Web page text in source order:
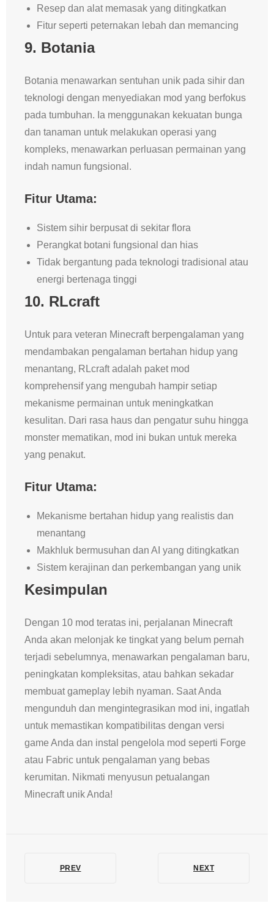
Resep dan alat memasak yang ditingkatkan
Fitur seperti peternakan lebah dan memancing
9. Botania
Botania menawarkan sentuhan unik pada sihir dan
teknologi dengan menyediakan mod yang berfokus
pada tumbuhan. Ia menggunakan kekuatan bunga
dan tanaman untuk melakukan operasi yang
kompleks, menawarkan perluasan permainan yang
indah namun fungsional.
Fitur Utama:
Sistem sihir berpusat di sekitar flora
Perangkat botani fungsional dan hias
Tidak bergantung pada teknologi tradisional atau
energi bertenaga tinggi
10. RLcraft
Untuk para veteran Minecraft berpengalaman yang
mendambakan pengalaman bertahan hidup yang
menantang, RLcraft adalah paket mod
komprehensif yang mengubah hampir setiap
mekanisme permainan untuk meningkatkan
kesulitan. Dari rasa haus dan pengatur suhu hingga
monster mematikan, mod ini bukan untuk mereka
yang penakut.
Fitur Utama:
Mekanisme bertahan hidup yang realistis dan
menantang
Makhluk bermusuhan dan AI yang ditingkatkan
Sistem kerajinan dan perkembangan yang unik
Kesimpulan
Dengan 10 mod teratas ini, perjalanan Minecraft
Anda akan melonjak ke tingkat yang belum pernah
terjadi sebelumnya, menawarkan pengalaman baru,
peningkatan kompleksitas, atau bahkan sekadar
membuat gameplay lebih nyaman. Saat Anda
mengunduh dan mengintegrasikan mod ini, ingatlah
untuk memastikan kompatibilitas dengan versi
game Anda dan instal pengelola mod seperti Forge
atau Fabric untuk pengalaman yang bebas
kerumitan. Nikmati menyusun petualangan
Minecraft unik Anda!
PREV NEXT